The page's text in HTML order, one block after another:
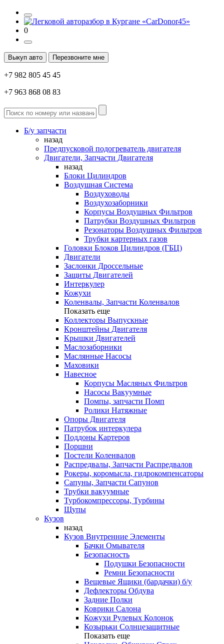
0
Выкуп авто Перезвоните мне
+7 982 805 45 45
+7 963 868 08 83
Б/у запчасти
назад
Предпусковой подогреватель двигателя
Двигатели, Запчасти Двигателя
назад
Блоки Цилиндров
Воздушная Система
Воздуховоды
Воздухозаборники
Корпусы Воздушных Фильтров
Патрубки Воздушных Фильтров
Резонаторы Воздушных Фильтров
Трубки картерных газов
Головки Блоков Цилиндров (ГБЦ)
Двигатели
Заслонки Дроссельные
Защиты Двигателей
Интеркулер
Кожухи
Коленвалы, Запчасти Коленвалов
Показать еще
Коллекторы Выпускные
Кронштейны Двигателя
Крышки Двигателей
Маслозаборники
Маслянные Насосы
Маховики
Навесное
Корпусы Масляных Фильтров
Насосы Вакуумные
Помпы, запчасти Помп
Ролики Натяжные
Опоры Двигателя
Патрубок интеркулера
Поддоны Картеров
Поршни
Постели Коленвалов
Распредвалы, Запчасти Распредвалов
Рокеры, коромысла, гидрокомпенсаторы
Сапуны, Запчасти Сапунов
Трубки вакуумные
Турбокомпрессоры, Турбины
Щупы
Кузов
назад
Кузов Внутренние Элементы
Бачки Омывателя
Безопасность
Подушки Безопасности
Ремни Безопасности
Вещевые Ящики (бардачки) б/у
Дефлекторы Обдува
Задние Полки
Коврики Салона
Кожухи Рулевых Колонок
Козырьки Солнцезащитные
Показать еще